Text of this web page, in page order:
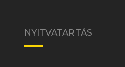
NYITVATARTÁS